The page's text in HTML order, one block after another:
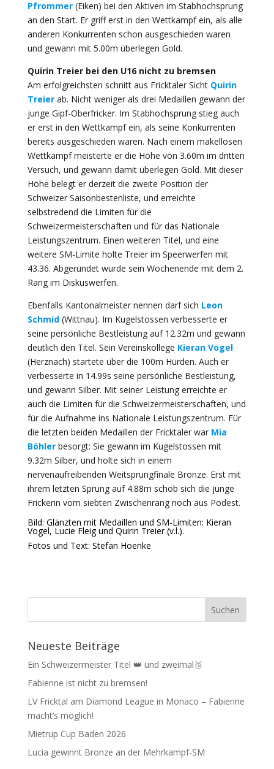
Pfrommer(Eiken) bei den Aktiven im Stabhochsprung
an den Start. Er griff erst in den Wettkampf ein, als alle
anderen Konkurrenten schon ausgeschieden waren
und gewann mit 5.00m überlegen Gold.
Quirin Treier bei den U16 nicht zu bremsen
Am erfolgreichsten schnitt aus Fricktaler Sicht Quirin
Treierab. Nicht weniger als drei Medaillen gewann der
junge Gipf-Oberfricker. Im Stabhochsprung stieg auch
er erst in den Wettkampf ein, als seine Konkurrenten
bereits ausgeschieden waren. Nach einem makellosen
Wettkampf meisterte er die Höhe von 3.60m im dritten
Versuch, und gewann damit überlegen Gold. Mit dieser
Höhe belegt er derzeit die zweite Position der
Schweizer Saisonbestenliste, und erreichte
selbstredend die Limiten für die
Schweizermeisterschaften und für das Nationale
Leistungszentrum. Einen weiteren Titel, und eine
weitere SM-Limite holte Treier im Speerwerfen mit
43.36. Abgerundet wurde sein Wochenende mit dem 2.
Rang im Diskuswerfen.
Ebenfalls Kantonalmeister nennen darf sich Leon
Schmid(Wittnau). Im Kugelstossen verbesserte er
seine persönliche Bestleistung auf 12.32m und gewann
deutlich den Titel. Sein Vereinskollege Kieran Vogel
(Herznach) startete über die 100m Hürden. Auch er
verbesserte in 14.99s seine persönliche Bestleistung,
und gewann Silber. Mit seiner Leistung erreichte er
auch die Limiten für die Schweizermeisterschaften, und
für die Aufnahme ins Nationale Leistungszentrum. Für
die letzten beiden Medaillen der Fricktaler war Mia
Böhlerbesorgt: Sie gewann im Kugelstossen mit
9.32m Silber, und holte sich in einem
nervenaufreibenden Weitsprungfinale Bronze. Erst mit
ihrem letzten Sprung auf 4.88m schob sich die junge
Frickerin vom siebten Zwischenrang noch aus Podest.
Bild: Glänzten mit Medaillen und SM-Limiten: Kieran
Vogel, Lucie Fleig und Quirin Treier (v.l.).
Fotos und Text: Stefan Hoenke
Neueste Beiträge
Ein Schweizermeister Titel 👑 und zweimal🥉
Fabienne ist nicht zu bremsen!
LV Fricktal am Diamond League in Monaco – Fabienne
macht‘s möglich!
Mietrup Cup Baden 2026
Lucia gewinnt Bronze an der Mehrkampf-SM